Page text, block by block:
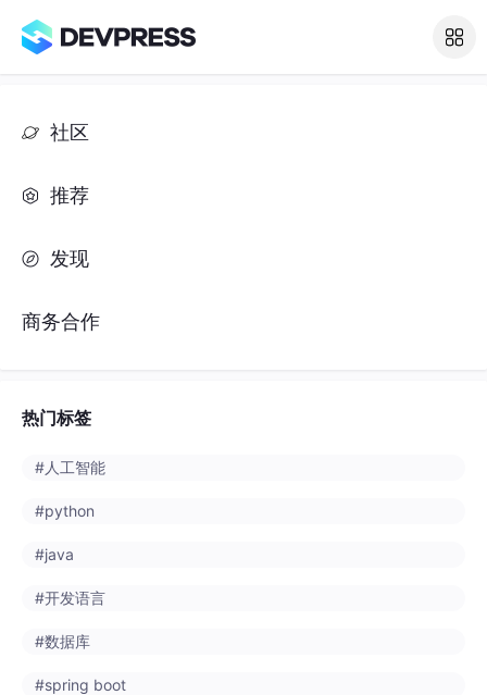
社区
推荐
发现
商务合作
热门标签
#人工智能
#python
#java
#开发语言
#数据库
#spring boot